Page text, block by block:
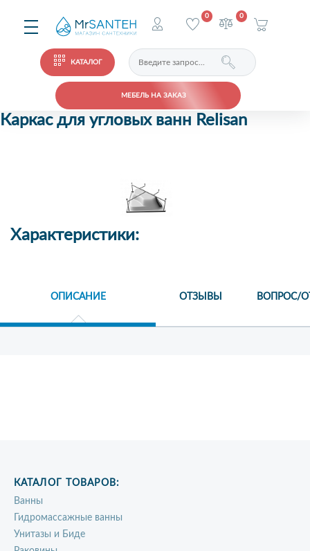
КАТАЛОГ
МЕБЕЛЬ НА ЗАКАЗ
0 0
Каркас для угловых ванн Relisan
Характеристики:
ОПИСАНИЕ ОТЗЫВЫ ВОПРОС/
КАТАЛОГ ТОВАРОВ:
Ванны
Гидромассажные ванны
Унитазы и Биде